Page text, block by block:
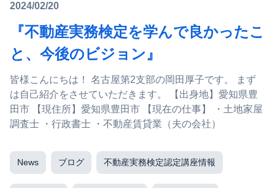
2024/02/20
『不動産実務検定を学んで良かったこ
と、今後のビジョン』
皆様こんにちは！ 名古屋第2支部の岡田厚子です。 まず
は自己紹介をさせていただきます。 【出身地】愛知県豊
田市 【現住所】愛知県豊田市 【現在の仕事】 ・土地家屋
調査士 ・行政書士 ・不動産賃貸業（夫の会社）
News ブログ 不動産実務検定認定講座情報